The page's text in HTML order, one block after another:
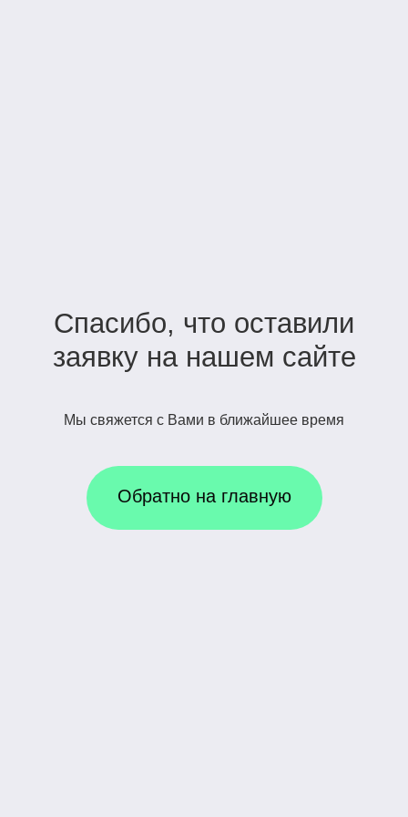
Спасибо, что оставили
заявку на нашем сайте
Мы свяжется с Вами в ближайшее время
Обратно на главную